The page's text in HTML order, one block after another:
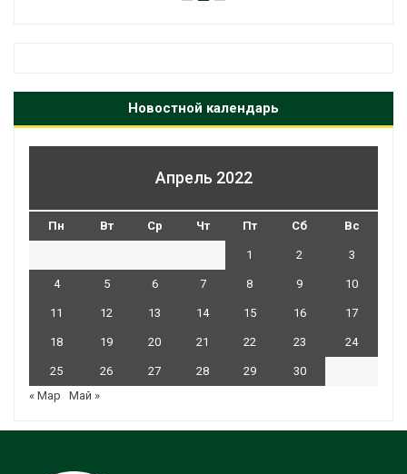
Новостной календарь
Апрель 2022
Пн Вт Ср Чт Пт Сб Вс
1 2 3
4 5 6 7 8 9 10
11 12 13 14 15 16 17
18 19 20 21 22 23 24
25 26 27 28 29
30
« Мар
Май »